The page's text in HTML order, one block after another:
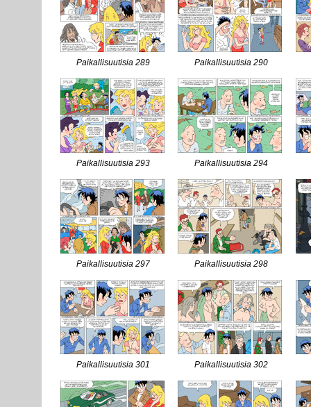
Paikallisuutisia 289 Paikallisuutisia 290
Paikallisuutisia 293 Paikallisuutisia 294
Paikallisuutisia 297 Paikallisuutisia 298
Paikallisuutisia 301 Paikallisuutisia 302